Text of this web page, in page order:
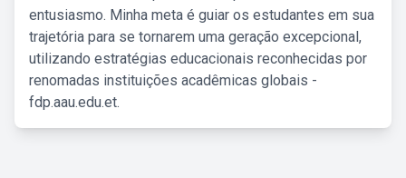
entusiasmo. Minha meta é guiar os estudantes em sua
trajetória para se tornarem uma geração excepcional,
utilizando estratégias educacionais reconhecidas por
renomadas instituições acadêmicas globais -
fdp.aau.edu.et.